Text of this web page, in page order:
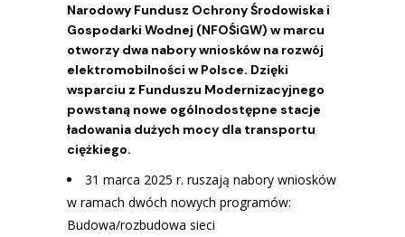
Narodowy Fundusz Ochrony Środowiska i
Gospodarki Wodnej (NFOŚiGW) w marcu
otworzy dwa nabory wniosków na rozwój
elektromobilności w Polsce. Dzięki
wsparciu z Funduszu Modernizacyjnego
powstaną nowe ogólnodostępne stacje
ładowania dużych mocy dla transportu
ciężkiego.
31 marca 2025 r. ruszają nabory wniosków
w ramach dwóch nowych programów:
Budowa/rozbudowa sieci